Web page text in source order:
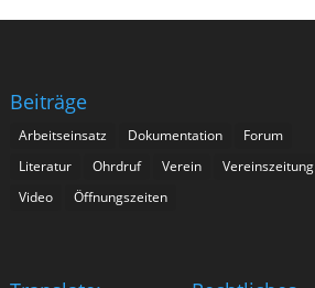
Beiträge
Arbeitseinsatz Dokumentation
Forum
Literatur
Ohrdruf Verein
Vereinszeitung
Video
Öffnungszeiten